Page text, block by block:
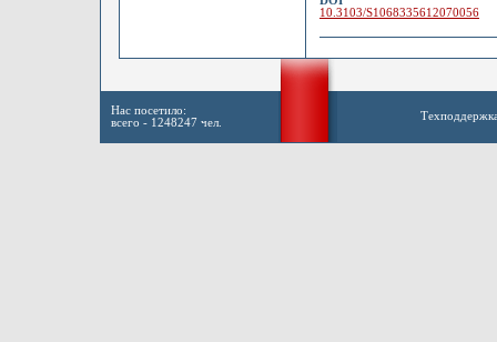
10.3103/S1068335612070056
Нас посетило:
всего - 1248247 чел.